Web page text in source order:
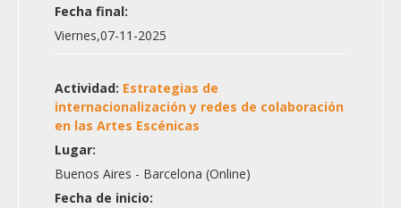
Fecha final:
Viernes,07-11-2025
Actividad: Estrategias de
internacionalización y redes de colaboración
en las Artes Escénicas
Lugar:
Buenos Aires - Barcelona (Online)
Fecha de inicio: